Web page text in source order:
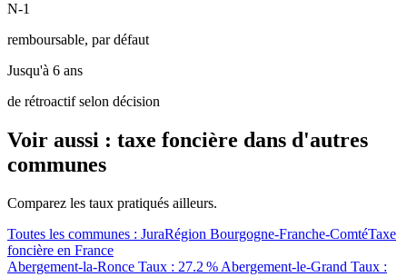
N-1
remboursable, par défaut
Jusqu'à 6 ans
de rétroactif selon décision
Voir aussi : taxe foncière dans d'autres
communes
Comparez les taux pratiqués ailleurs.
Toutes les communes : JuraRégion Bourgogne-Franche-ComtéTaxe
foncière en France
Abergement-la-Ronce Taux : 27.2 % Abergement-le-Grand Taux :